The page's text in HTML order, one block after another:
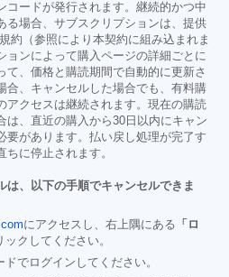
コードが発行されます。継続的かつ中
る場合、サブスクリプションは、提供
約（参照により本契約に組み込まれま
ョンによって購入ページの詳細ごとに
て、価格と購読期間で自動的に更新さ
合、キャンセルした場合でも、有料購
アクセスは継続されます。現在の購読
は、直近の購入から30日以内にキャン
要があります。払い戻し処理が完了す
に停止されます。
は、以下の手順でキャンセルできま
にアクセスし、右上隅にある 「ロ
ックしてください。
でログインしてください。